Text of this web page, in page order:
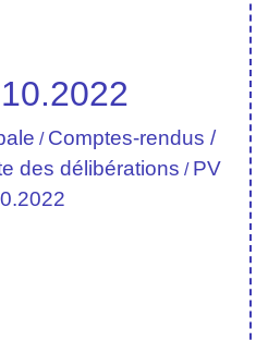
/ Comptes-rendus /
des délibérations / PV